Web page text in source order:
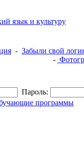
- Забыли свой
-
Пароль:
программы